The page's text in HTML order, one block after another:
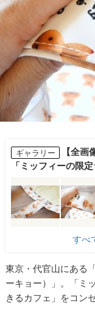
ギャラリー
【全
「ミッフィーの限
すべ
東京・代官山にある
ーキョー）」。「ミ
きるカフェ」をコン